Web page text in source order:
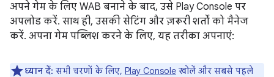
अपने गेम के लिए WAB बनाने के बाद, उसे Play Console पर
अपलोड करें. साथ ही, उसकी सेटिंग और ज़रूरी शर्तों को मैनेज
करें. अपना गेम पब्लिश करने के लिए, यह तरीका अपनाएं:
ध्यान दें: सभी चरणों के लिए, Play Console खोलें और सबसे पहले